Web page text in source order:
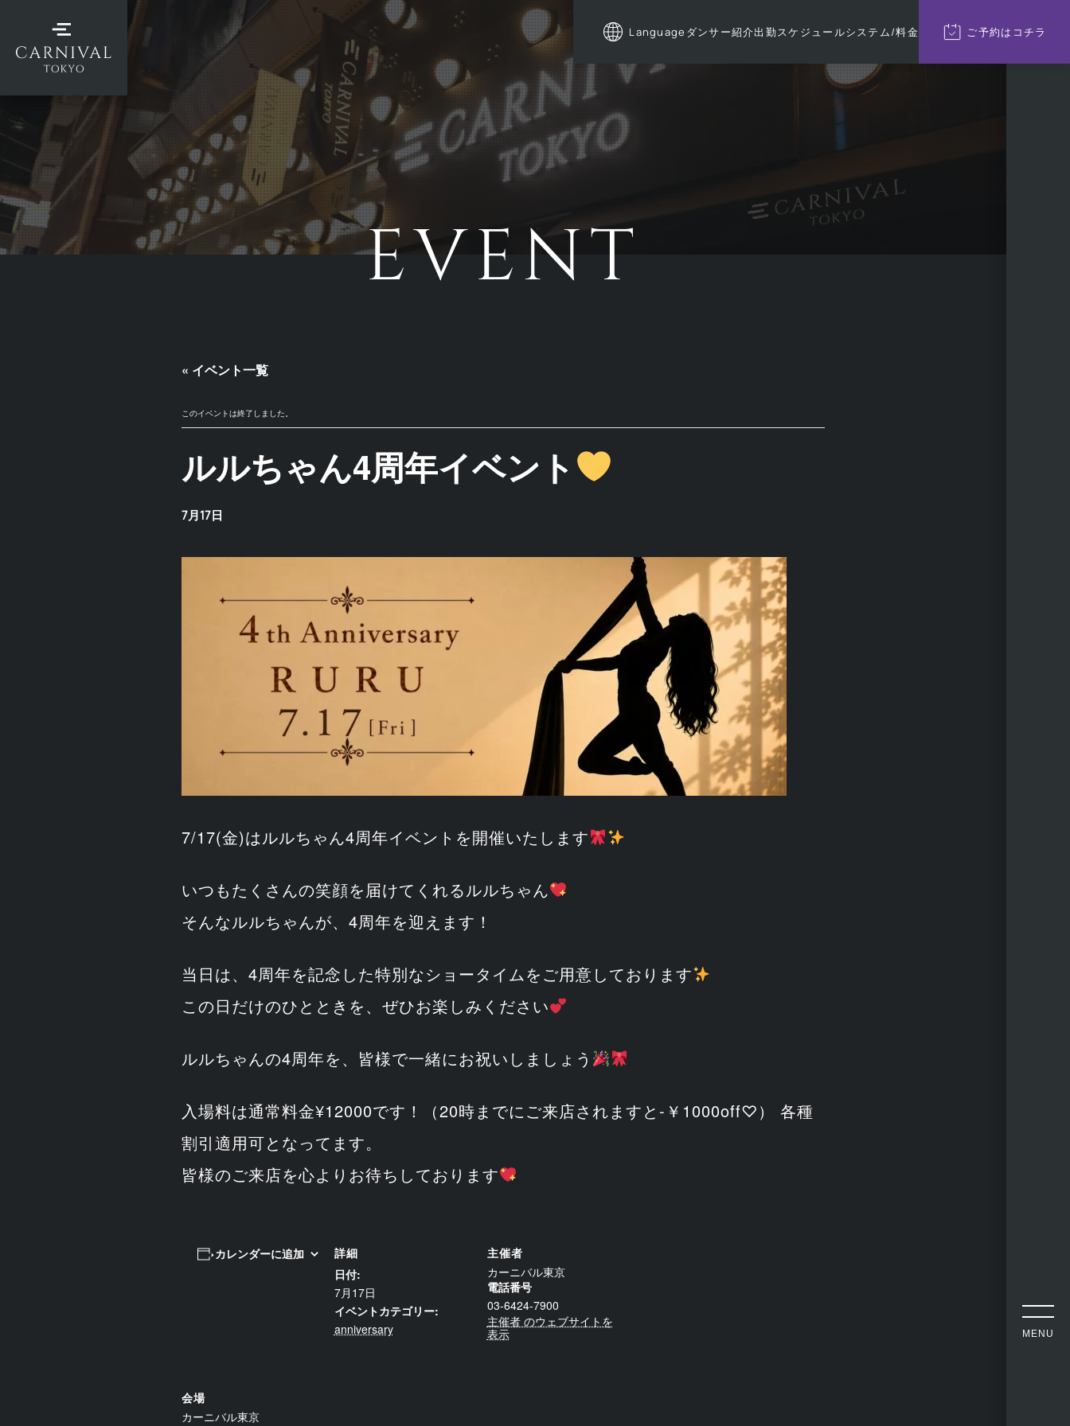
Language ダンサー紹介出勤スケジュールシステム/料金 ご予約はコチラ
EVENT
« イベント一覧
このイベントは終了しました。
ルルちゃん4周年イベント
7月17日
7/17(金)はルルちゃん4周年イベントを開催いたします
いつもたくさんの笑顔を届けてくれるルルちゃん
そんなルルちゃんが、4周年を迎えます！
当日は、4周年を記念した特別なショータイムをご用意しております
この日だけのひとときを、ぜひお楽しみください
ルルちゃんの4周年を、皆様で一緒にお祝いしましょう
入場料は通常料金¥12000です！（20時までにご来店されますと-￥1000off♡） 各種
割引適用可となってます。
皆様のご来店を心よりお待ちしております
カレンダーに追加
詳細
日付:
7月17日
イベントカテゴリー:
anniversary
主催者
カーニバル東京
電話番号
03-6424-7900
主催者 のウェブサイトを
表示
会場
カーニバル東京